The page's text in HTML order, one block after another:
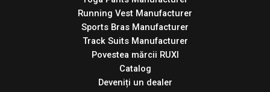
Running Vest Manufacturer
Sports Bras Manufacturer
Track Suits Manufacturer
Povestea mărcii RUXI
Catalog
Deveniți un dealer